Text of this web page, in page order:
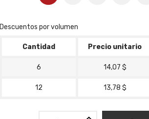
Descuentos por volumen
Cantidad Precio unitario
6 14,07 $
12 13,78 $